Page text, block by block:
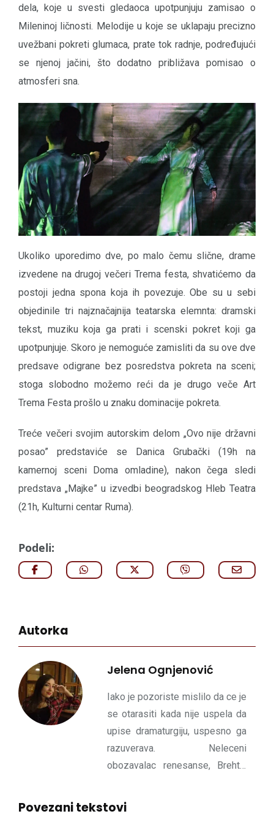
dela, koje u svesti gledaoca upotpunjuju zamisao o
Mileninoj ličnosti. Melodije u koje se uklapaju precizno
uvežbani pokreti glumaca, prate tok radnje, podređujući
se njenoj jačini, što dodatno približava pomisao o
atmosferi sna.
Ukoliko uporedimo dve, po malo čemu slične, drame
izvedene na drugoj večeri Trema festa, shvatićemo da
postoji jedna spona koja ih povezuje. Obe su u sebi
objedinile tri najznačajnija teatarska elemnta: dramski
tekst, muziku koja ga prati i scenski pokret koji ga
upotpunjuje. Skoro je nemoguće zamisliti da su ove dve
predsave odigrane bez posredstva pokreta na sceni;
stoga slobodno možemo reći da je drugo veče Art
Trema Festa prošlo u znaku dominacije pokreta.
Treće večeri svojim autorskim delom „Ovo nije državni
posao” predstaviće se Danica Grubački (19h na
kamernoj sceni Doma omladine), nakon čega sledi
predstava „Majke” u izvedbi beogradskog Hleb Teatra
(21h, Kulturni centar Ruma).
Podeli:
Autorka
Jelena Ognjenović
Iako je pozoriste mislilo da ce je
se otarasiti kada nije uspela da
upise dramaturgiju, uspesno ga
razuverava. Neleceni
obozavalac renesanse, Brehta,
relaciji Ruma-Novi Sad, ali u
Povezani tekstovi